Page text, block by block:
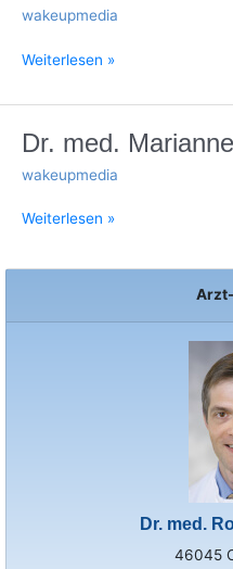
Dr. med.
46045
wakeupmedia
Wolters
Weiterlesen »
Dr. med.
wakeupmedia
Dr.
Marianne
Weiterlesen »